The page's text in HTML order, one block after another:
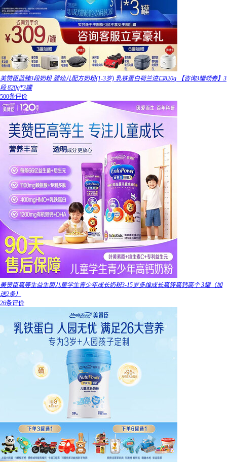
美赞臣蓝臻3段奶粉 婴幼儿配方奶粉(1-3岁) 乳铁蛋白荷兰进口820g 【咨询3罐领券】3
段 820g*3罐
500条评价
美赞臣高等生益生菌儿童学生青少年成长奶粉3-15岁多维成长高锌高钙高个 3罐（加
送2条）
26条评价